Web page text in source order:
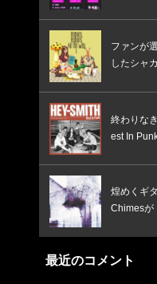
ファンが
したシャ
終わりな
est In
煌めくギ
Chimesが
最近のコメント